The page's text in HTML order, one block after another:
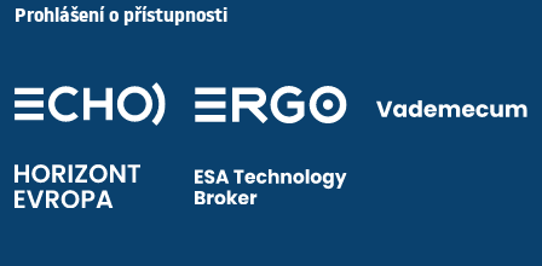
Prohlášení o přístupnosti